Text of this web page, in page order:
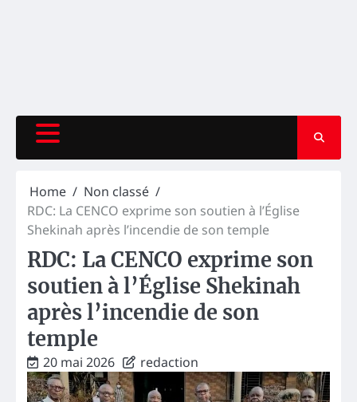
Home
Non classé
RDC: La CENCO exprime son soutien à l’Église
Shekinah après l’incendie de son temple
RDC: La CENCO exprime son
soutien à l’Église Shekinah
après l’incendie de son
temple
20 mai 2026 redaction